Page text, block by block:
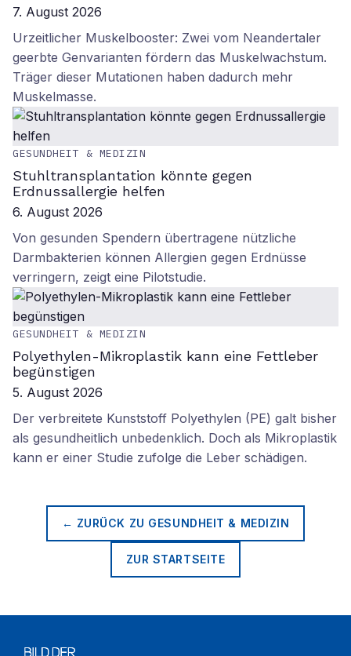
7. August 2026
Urzeitlicher Muskelbooster: Zwei vom Neandertaler
geerbte Genvarianten fördern das Muskelwachstum.
Träger dieser Mutationen haben dadurch mehr
Muskelmasse.
GESUNDHEIT & MEDIZIN
Stuhltransplantation könnte gegen
Erdnussallergie helfen
6. August 2026
Von gesunden Spendern übertragene nützliche
Darmbakterien können Allergien gegen Erdnüsse
verringern, zeigt eine Pilotstudie.
GESUNDHEIT & MEDIZIN
Polyethylen-Mikroplastik kann eine Fettleber
begünstigen
5. August 2026
Der verbreitete Kunststoff Polyethylen (PE) galt bisher
als gesundheitlich unbedenklich. Doch als Mikroplastik
kann er einer Studie zufolge die Leber schädigen.
← ZURÜCK ZU GESUNDHEIT & MEDIZIN
ZUR STARTSEITE